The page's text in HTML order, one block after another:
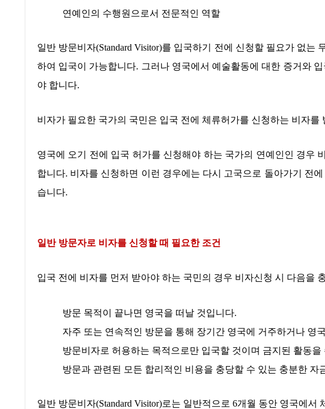
연예인의 수행원으로서 전문적인 역할
일반 방문비자(Standard Visitor)를 입국하기 전에 신청할 필요가 없는
하여 입국이 가능합니다. 그러나 영국에서 예술활동에 대한 증거와
야 합니다.
비자가 필요한 국가의 국민은 입국 전에 체류허가를 신청하는 비자를
영국에 오기 전에 입국 허가를 신청해야 하는 국가의 연예인인 경우
합니다. 비자를 신청하면 이런 경우에는 다시 고국으로 돌아가기 전
습니다.
일반 방문자로 비자를 신청할 때 필요한 조건
입국 전에 비자를 먼저 받아야 하는 국민의 경우 비자신청 시 다음을
방문 목적이 끝나면 영국을 떠날 것입니다.
자주 또는 연속적인 방문을 통해 장기간 영국에 거주하거나 영
방문비자로 허용하는 목적으로만 입국할 것이며 금지된 활동을
방문과 관련된 모든 합리적인 비용을 충당할 수 있는 충분한 자
일반 방문비자(Standard Visitor)로는 일반적으로 6개월 동안 영국에서